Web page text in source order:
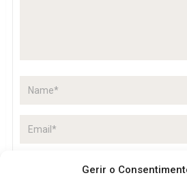
Gerir o